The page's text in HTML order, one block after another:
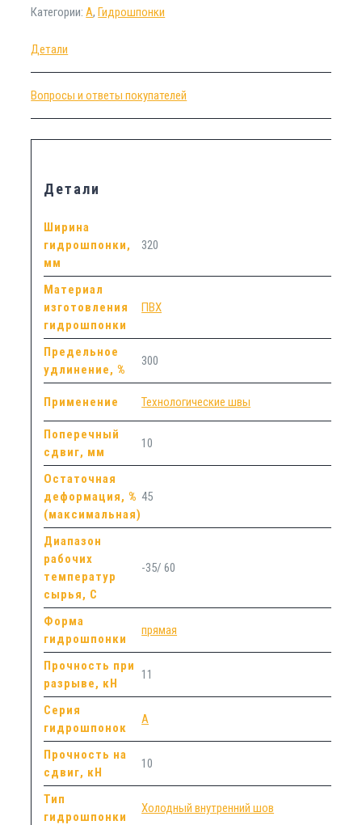
Категории:А,Гидрошпонки
Детали
Вопросы и ответы покупателей
Детали
Ширина
гидрошпонки,
мм
320
Материал
изготовления
гидрошпонки
ПВХ
Предельное
удлинение, %
300
Применение Технологические швы
Поперечный
сдвиг, мм
10
Остаточная
деформация, %
(максимальная)
45
Диапазон
рабочих
температур
сырья, С
-35/ 60
Форма
гидрошпонки
прямая
Прочность при
разрыве, кН
11
Серия
гидрошпонок
А
Прочность на
сдвиг, кН
10
Тип
гидрошпонки
Холодный внутренний шов